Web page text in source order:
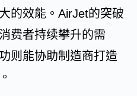
的效能。AirJet的突破
费者持续攀升的需
则能协助制造商打造